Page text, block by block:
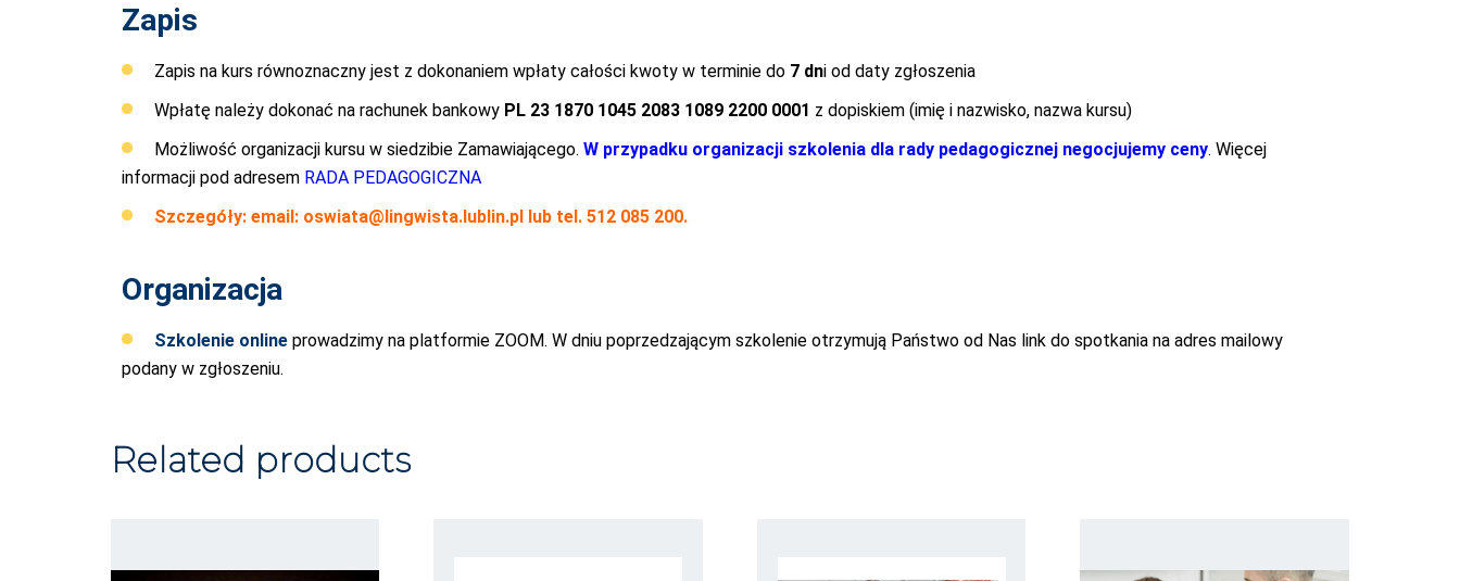
Zapis
Zapis na kurs równoznaczny jest z dokonaniem wpłaty całości kwoty w terminie do 7 dni od daty zgłoszenia
Wpłatę należy dokonać na rachunek bankowy PL 23 1870 1045 2083 1089 2200 0001 z dopiskiem (imię i nazwisko, nazwa kursu)
Możliwość organizacji kursu w siedzibie Zamawiającego. W przypadku organizacji szkolenia dla rady pedagogicznej negocjujemy ceny. Więcej
informacji pod adresem RADA PEDAGOGICZNA
Szczegóły: email: oswiata@lingwista.lublin.pl lub tel. 512 085 200.
Organizacja
Szkolenie online prowadzimy na platformie ZOOM. W dniu poprzedzającym szkolenie otrzymują Państwo od Nas link do spotkania na adres mailowy
podany w zgłoszeniu.
Related products